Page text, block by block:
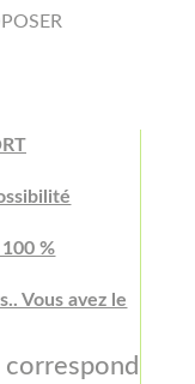
%
Vous avez le